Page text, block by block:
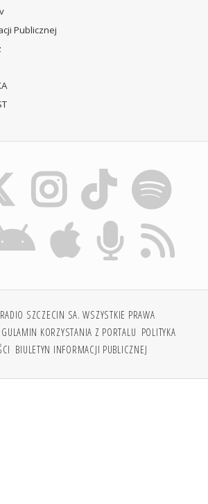
Publicznej
SZCZECIN SA. WSZYSTKIE PRAWA
KORZYSTANIA Z PORTALU POLITYKA
BIULETYN INFORMACJI PUBLICZNEJ